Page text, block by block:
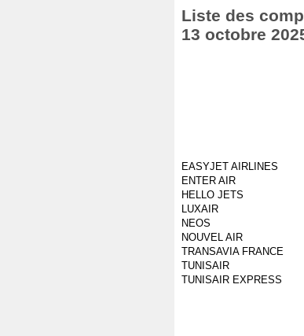
Liste des
13 octobre
EASYJET AIRLINES
ENTER AIR
HELLO JETS
LUXAIR
NEOS
NOUVEL AIR
TRANSAVIA FRANCE
TUNISAIR
TUNISAIR EXPRESS